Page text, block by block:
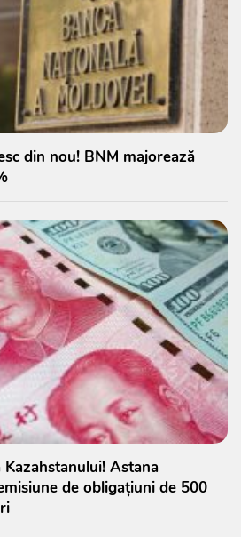
din nou! BNM majorează
Astana
de obligațiuni de 500